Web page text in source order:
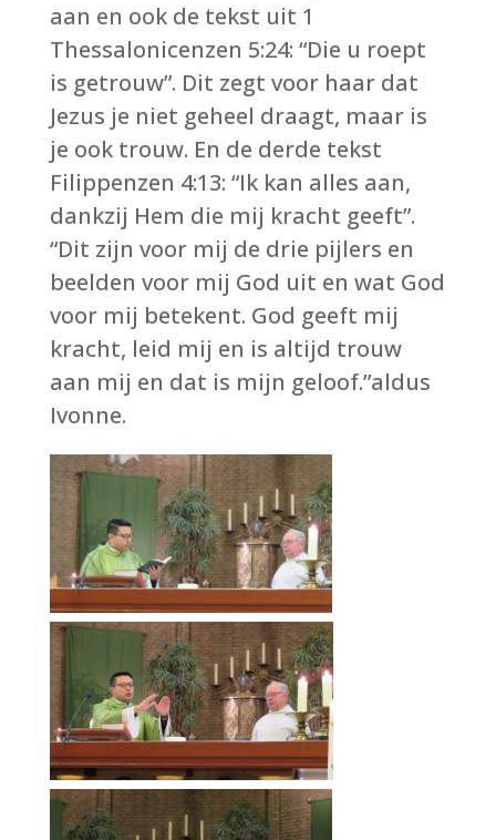
aan en ook de tekst uit 1
Thessalonicenzen 5:24: “Die u roept
is getrouw”. Dit zegt voor haar dat
Jezus je niet geheel draagt, maar is
je ook trouw. En de derde tekst
Filippenzen 4:13: “Ik kan alles aan,
dankzij Hem die mij kracht geeft”.
“Dit zijn voor mij de drie pijlers en
beelden voor mij God uit en wat God
voor mij betekent. God geeft mij
kracht, leid mij en is altijd trouw
aan mij en dat is mijn geloof.”aldus
Ivonne.